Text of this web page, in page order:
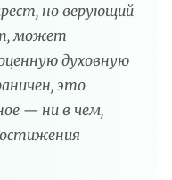
но верующий
может
духовную
это
— ни в чем,